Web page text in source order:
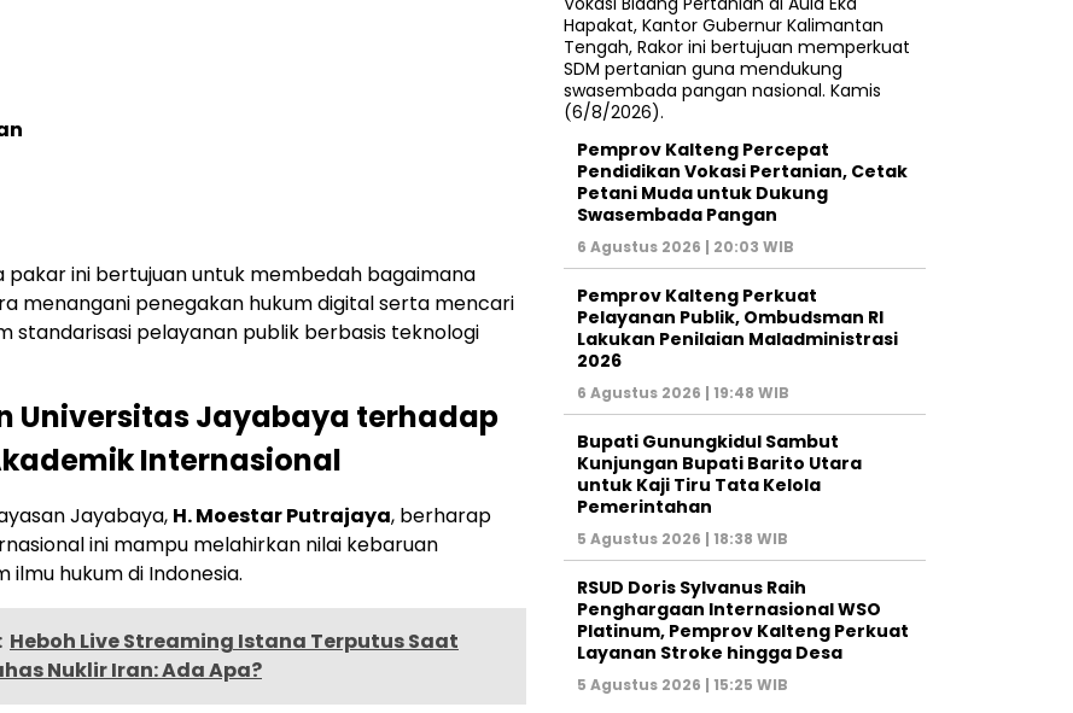
pakar ini bertujuan untuk membedah bagaimana
menangani penegakan hukum digital serta mencari
standarisasi pelayanan publik berbasis teknologi
Universitas Jayabaya terhadap
Internasional
Jayabaya, H. Moestar Putrajaya, berharap
ini mampu melahirkan nilai kebaruan
ilmu hukum di Indonesia.
Heboh Live Streaming Istana Terputus Saat
Nuklir Iran: Ada Apa?
Pemprov Kalteng Percepat
Pendidikan Vokasi Pertanian, Cetak
Petani Muda untuk Dukung
Swasembada Pangan
6 Agustus 2026 | 20:03 WIB
Pemprov Kalteng Perkuat
Pelayanan Publik, Ombudsman RI
Lakukan Penilaian Maladministrasi
2026
6 Agustus 2026 | 19:48 WIB
Bupati Gunungkidul Sambut
Kunjungan Bupati Barito Utara
untuk Kaji Tiru Tata Kelola
Pemerintahan
5 Agustus 2026 | 18:38 WIB
RSUD Doris Sylvanus Raih
Penghargaan Internasional WSO
Platinum, Pemprov Kalteng Perkuat
Layanan Stroke hingga Desa
5 Agustus 2026 | 15:25 WIB